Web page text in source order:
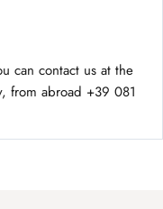
can contact us at the
from abroad +39 081